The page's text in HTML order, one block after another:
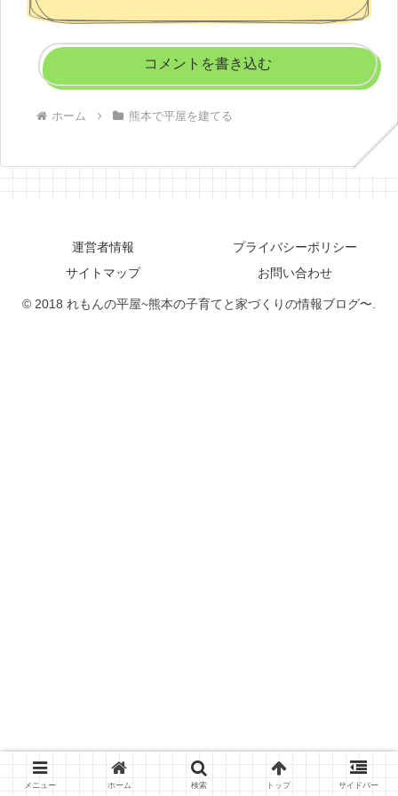
コメントを書き込む
ホーム 熊本で平屋を建てる
運営者情報
プライバシーポリシー
サイトマップ
お問い合わせ
© 2018 れもんの平屋~熊本の子育てと家づくりの情報ブログ〜.
メニュー ホーム 検索 トップ サイドバー